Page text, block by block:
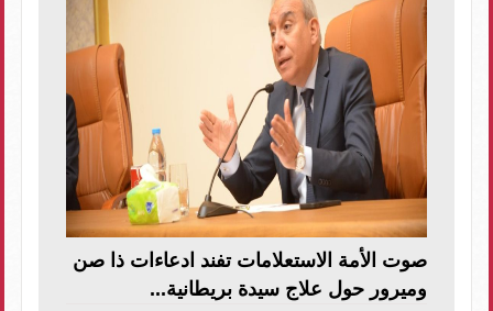
صوت الأمة الاستعلامات تفند ادعاءات ذا صن
وميرور حول علاج سيدة بريطانية...